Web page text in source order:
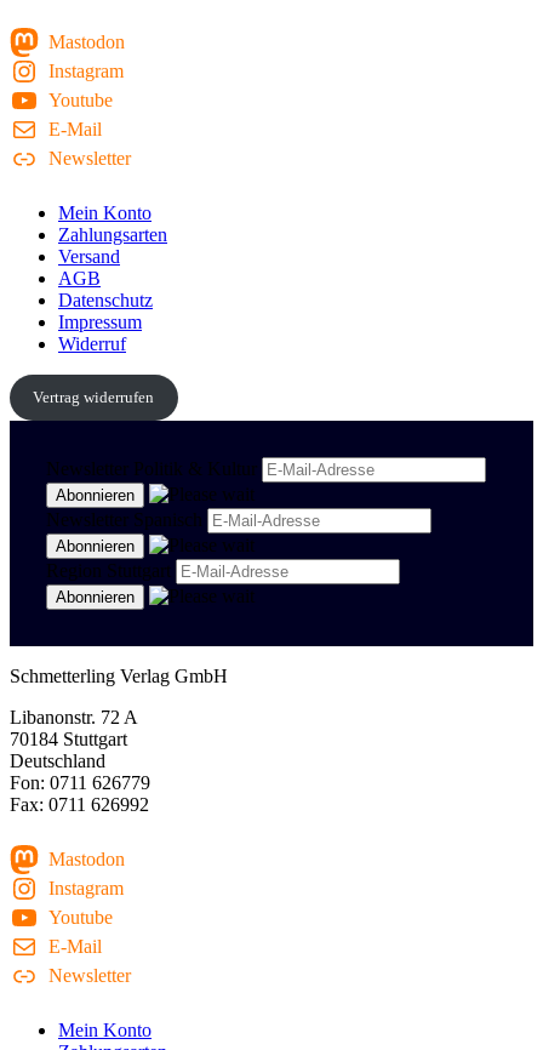
Mastodon
Instagram
Youtube
E-Mail
Newsletter
Mein Konto
Zahlungsarten
Versand
AGB
Datenschutz
Impressum
Widerruf
Vertrag widerrufen
Newsletter Politik & Kultur
Newsletter Spanisch
Region Stuttgart
Schmetterling Verlag GmbH
Libanonstr. 72 A
70184 Stuttgart
Deutschland
Fon: 0711 626779
Fax: 0711 626992
Mastodon
Instagram
Youtube
E-Mail
Newsletter
Mein Konto